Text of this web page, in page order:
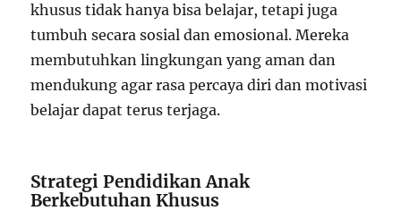
khusus tidak hanya bisa belajar, tetapi juga
tumbuh secara sosial dan emosional. Mereka
membutuhkan lingkungan yang aman dan
mendukung agar rasa percaya diri dan motivasi
belajar dapat terus terjaga.
Strategi Pendidikan Anak
Berkebutuhan Khusus